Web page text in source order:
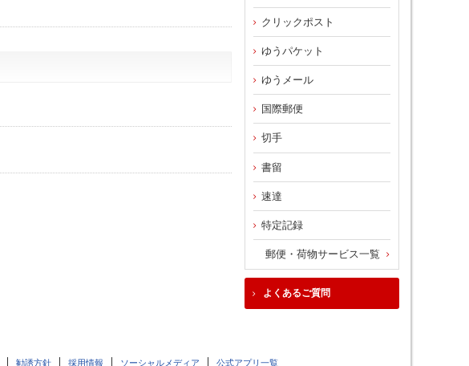
クリックポスト
ゆうパケット
ゆうメール
国際郵便
切手
書留
速達
特定記録
郵便・荷物サービス一覧
よくあるご質問
勧誘方針 採用情報 ソーシャルメディア 公式アプリ一覧